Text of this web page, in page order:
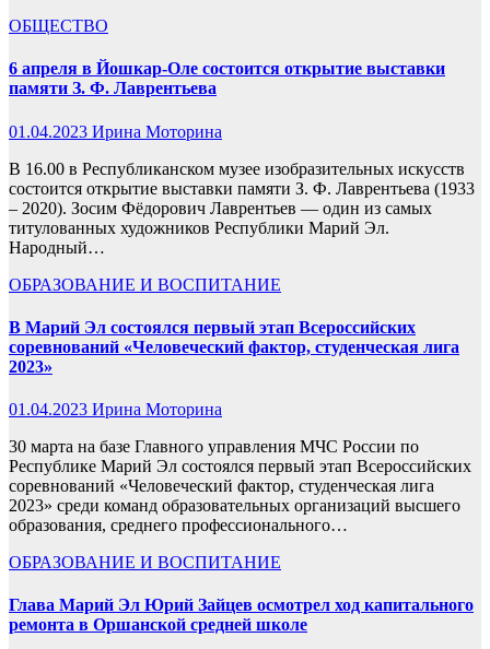
ОБЩЕСТВО
6 апреля в Йошкар-Оле состоится открытие выставки
памяти З. Ф. Лаврентьева
01.04.2023 Ирина Моторина
В 16.00 в Республиканском музее изобразительных искусств
состоится открытие выставки памяти З. Ф. Лаврентьева (1933
– 2020). Зосим Фёдорович Лаврентьев — один из самых
титулованных художников Республики Марий Эл.
Народный…
ОБРАЗОВАНИЕ И ВОСПИТАНИЕ
В Марий Эл состоялся первый этап Всероссийских
соревнований «Человеческий фактор, студенческая лига
2023»
01.04.2023 Ирина Моторина
30 марта на базе Главного управления МЧС России по
Республике Марий Эл состоялся первый этап Всероссийских
соревнований «Человеческий фактор, студенческая лига
2023» среди команд образовательных организаций высшего
образования, среднего профессионального…
ОБРАЗОВАНИЕ И ВОСПИТАНИЕ
Глава Марий Эл Юрий Зайцев осмотрел ход капитального
ремонта в Оршанской средней школе